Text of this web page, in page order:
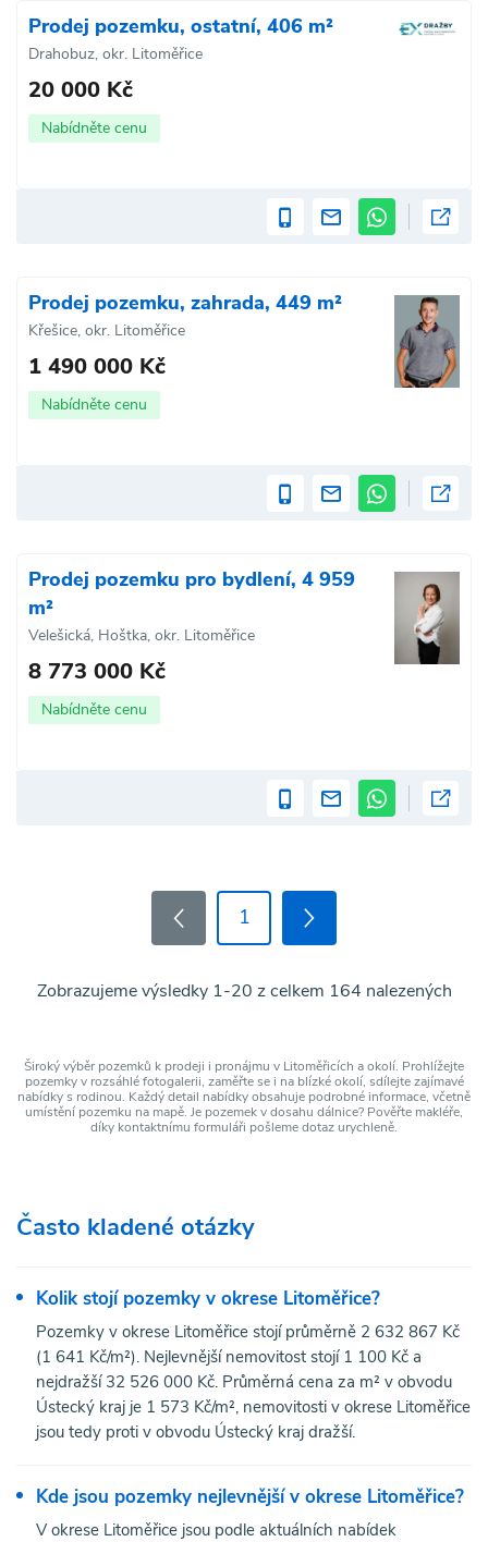
Prodej pozemku, ostatní, 406 m²
Drahobuz, okr. Litoměřice
20 000 Kč
Nabídněte cenu
Prodej pozemku, zahrada, 449 m²
Křešice, okr. Litoměřice
1 490 000 Kč
Nabídněte cenu
Prodej pozemku pro bydlení, 4 959
m²
Velešická, Hoštka, okr. Litoměřice
8 773 000 Kč
Nabídněte cenu
1
Zobrazujeme výsledky 1-20 z celkem 164 nalezených
Široký výběr pozemků k prodeji i pronájmu v Litoměřicích a okolí. Prohlížejte
pozemky v rozsáhlé fotogalerii, zaměřte se i na blízké okolí, sdílejte zajímavé
nabídky s rodinou. Každý detail nabídky obsahuje podrobné informace, včetně
umístění pozemku na mapě. Je pozemek v dosahu dálnice? Pověřte makléře,
díky kontaktnímu formuláři pošleme dotaz urychleně.
Často kladené otázky
Kolik stojí pozemky v okrese Litoměřice?
Pozemky v okrese Litoměřice stojí průměrně 2 632 867 Kč
(1 641 Kč/m²). Nejlevnější nemovitost stojí 1 100 Kč a
nejdražší 32 526 000 Kč. Průměrná cena za m² v obvodu
Ústecký kraj je 1 573 Kč/m², nemovitosti v okrese Litoměřice
jsou tedy proti v obvodu Ústecký kraj dražší.
Kde jsou pozemky nejlevnější v okrese Litoměřice?
V okrese Litoměřice jsou podle aktuálních nabídek